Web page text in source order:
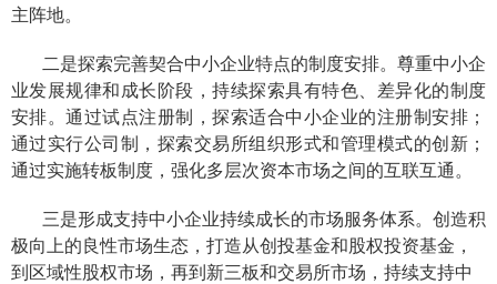
主阵地。
二是探索完善契合中小企业特点的制度安排。尊重中小企
业发展规律和成长阶段，持续探索具有特色、差异化的制度
安排。通过试点注册制，探索适合中小企业的注册制安排；
通过实行公司制，探索交易所组织形式和管理模式的创新；
通过实施转板制度，强化多层次资本市场之间的互联互通。
三是形成支持中小企业持续成长的市场服务体系。创造积
极向上的良性市场生态， 打造从创投基金和股权投资基金，
到区域性股权市场，再到新三板和交易所市场 ，持续支持中